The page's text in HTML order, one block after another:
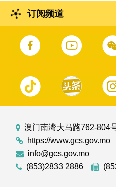
订阅频道
澳门南湾大马路762-804
https://www.gcs.gov.mo
info@gcs.gov.mo
(853)2833 2886